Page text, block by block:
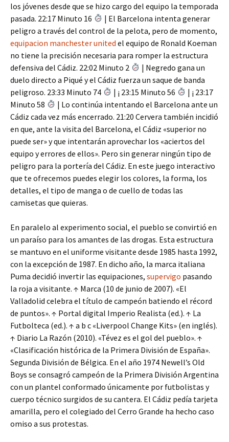
los jóvenes desde que se hizo cargo del equipo la temporada
pasada. 22:17 Minuto 16
| El Barcelona intenta generar
peligro a través del control de la pelota, pero de momento,
equipacion manchester united el equipo de Ronald Koeman
no tiene la precisión necesaria para romper la estructura
defensiva del Cádiz. 22:02 Minuto 2
| Negredo gana un
duelo directo a Piqué y el Cádiz fuerza un saque de banda
peligroso. 23:33 Minuto 74
| ¡ 23:15 Minuto 56
| ¡ 23:17
Minuto 58
| Lo continúa intentando el Barcelona ante un
Cádiz cada vez más encerrado. 21:20 Cervera también incidió
en que, ante la visita del Barcelona, el Cádiz «superior no
puede ser» y que intentarán aprovechar los «aciertos del
equipo y errores de ellos». Pero sin generar ningún tipo de
peligro para la portería del Cádiz. En este juego interactivo
que te ofrecemos puedes elegir los colores, la forma, los
detalles, el tipo de manga o de cuello de todas las
camisetas que quieras.
En paralelo al experimento social, el pueblo se convirtió en
un paraíso para los amantes de las drogas. Esta estructura
se mantuvo en el uniforme visitante desde 1985 hasta 1992,
con la excepción de 1987. En dicho año, la marca italiana
Puma decidió invertir las equipaciones, supervigo pasando
la roja a visitante. ↑ Marca (10 de junio de 2007). «El
Valladolid celebra el título de campeón batiendo el récord
de puntos». ↑ Portal digital Imperio Realista (ed.). ↑ La
Futbolteca (ed.). ↑ a b c «Liverpool Change Kits» (en inglés).
↑ Diario La Razón (2010). «Tévez es el gol del pueblo». ↑
«Clasificación histórica de la Primera División de España».
Segunda División de Bélgica. En el año 1974 Newell’s Old
Boys se consagró campeón de la Primera División Argentina
con un plantel conformado únicamente por futbolistas y
cuerpo técnico surgidos de su cantera. El Cádiz pedía tarjeta
amarilla, pero el colegiado del Cerro Grande ha hecho caso
omiso a sus protestas.